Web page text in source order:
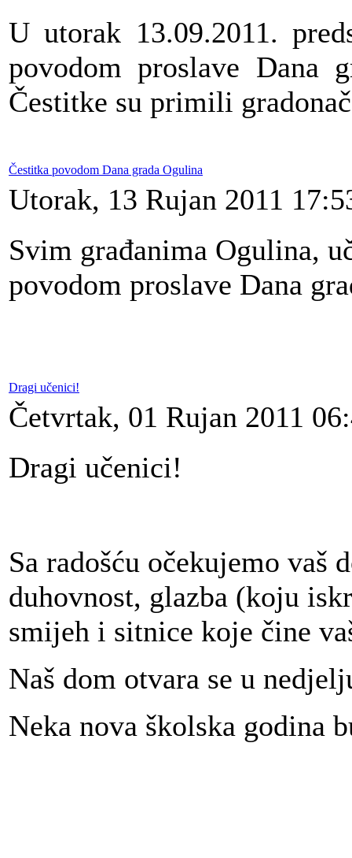
U utorak 13.09.2011.
povodom proslave Dana
Čestitke su primili
Čestitka povodom Dana grada Ogulina
Utorak, 13 Rujan 2011
Svim građanima Ogulina,
povodom proslave Dana
Dragi učenici!
Četvrtak, 01 Rujan 2011
Dragi učenici!
Sa radošću očekujemo vaš
duhovnost, glazba (koju
smijeh i sitnice koje čine
Naš dom otvara se u
Neka nova školska godina